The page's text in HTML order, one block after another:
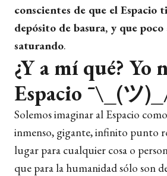
conscientes de que el Espacio
depósito de basura, y que
saturando.
¿Y a mí qué? Yo
Espacio ¯\_(ツ
Solemos imaginar al Espacio
inmenso, gigante, infinito punto
lugar para cualquier cosa o
que para la humanidad sólo son